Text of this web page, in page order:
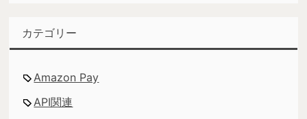
カテゴリー
Amazon Pay
API関連